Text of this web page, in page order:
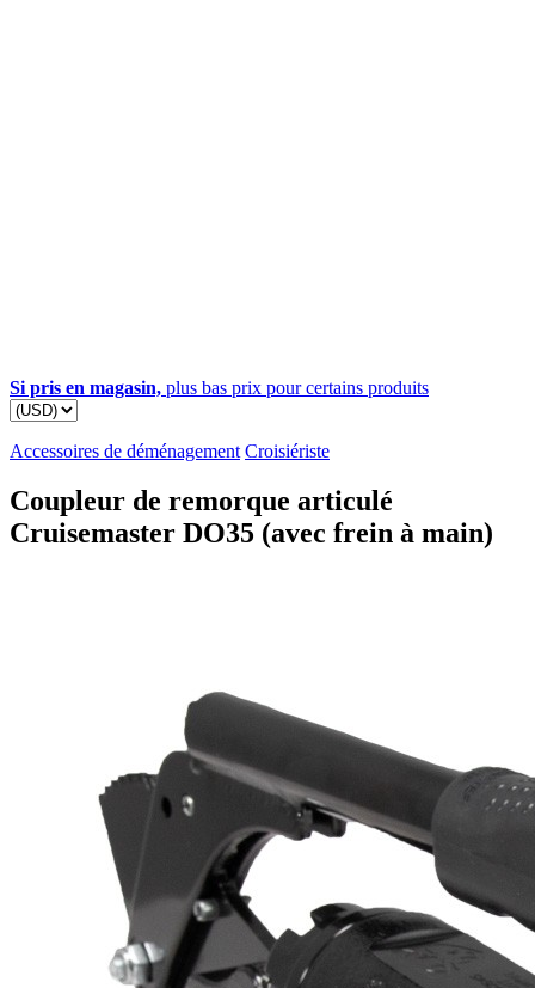
Si pris en magasin, plus bas prix pour certains produits
Accessoires de déménagement Croisiériste
Coupleur de remorque articulé
Cruisemaster DO35 (avec frein à main)